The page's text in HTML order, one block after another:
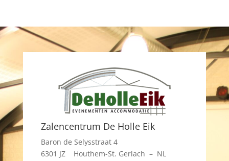
Zalencentrum De Holle Eik
Baron de Selysstraat 4
6301 JZ Houthem-St. Gerlach – NL